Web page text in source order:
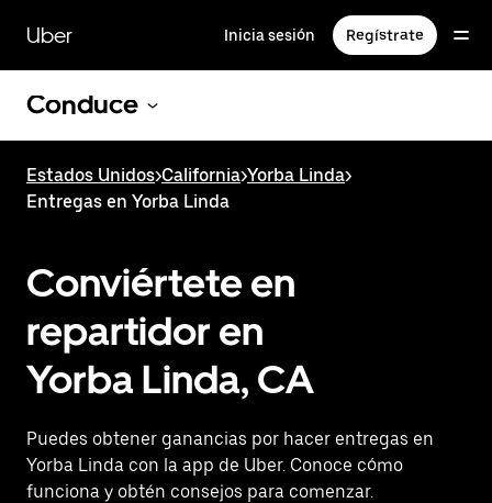
contenido
principal
Uber Inicia sesión Regístrate
Conduce
Estados Unidos>California>Yorba Linda>
Entregas en Yorba Linda
Conviértete en
repartidor en
Yorba Linda, CA
Puedes obtener ganancias por hacer entregas en
Yorba Linda con la app de Uber. Conoce cómo
funciona y obtén consejos para comenzar.